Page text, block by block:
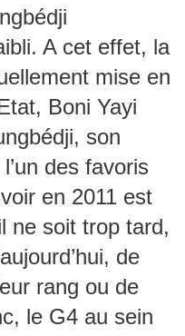
A cet effet, la
mise en
Boni Yayi
son
des favoris
en 2011 est
ne soit trop tard,
de
rang ou de
le G4 au sein